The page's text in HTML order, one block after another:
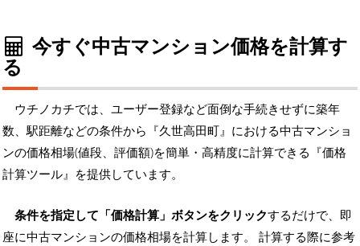
今すぐ中古マンション価格を計算す
る
ウチノカチでは、ユーザー登録など面倒な手続きせずに築年
数、駅距離などの条件から『久世高田町』における中古マンショ
ンの価格相場(値段、評価額)を簡単・高精度に計算できる『価格
計算ツール』を提供しています。
条件を指定して「価格計算」ボタンをクリックするだけで、即
座に中古マンションの価格相場を計算します。 計算する際に参考